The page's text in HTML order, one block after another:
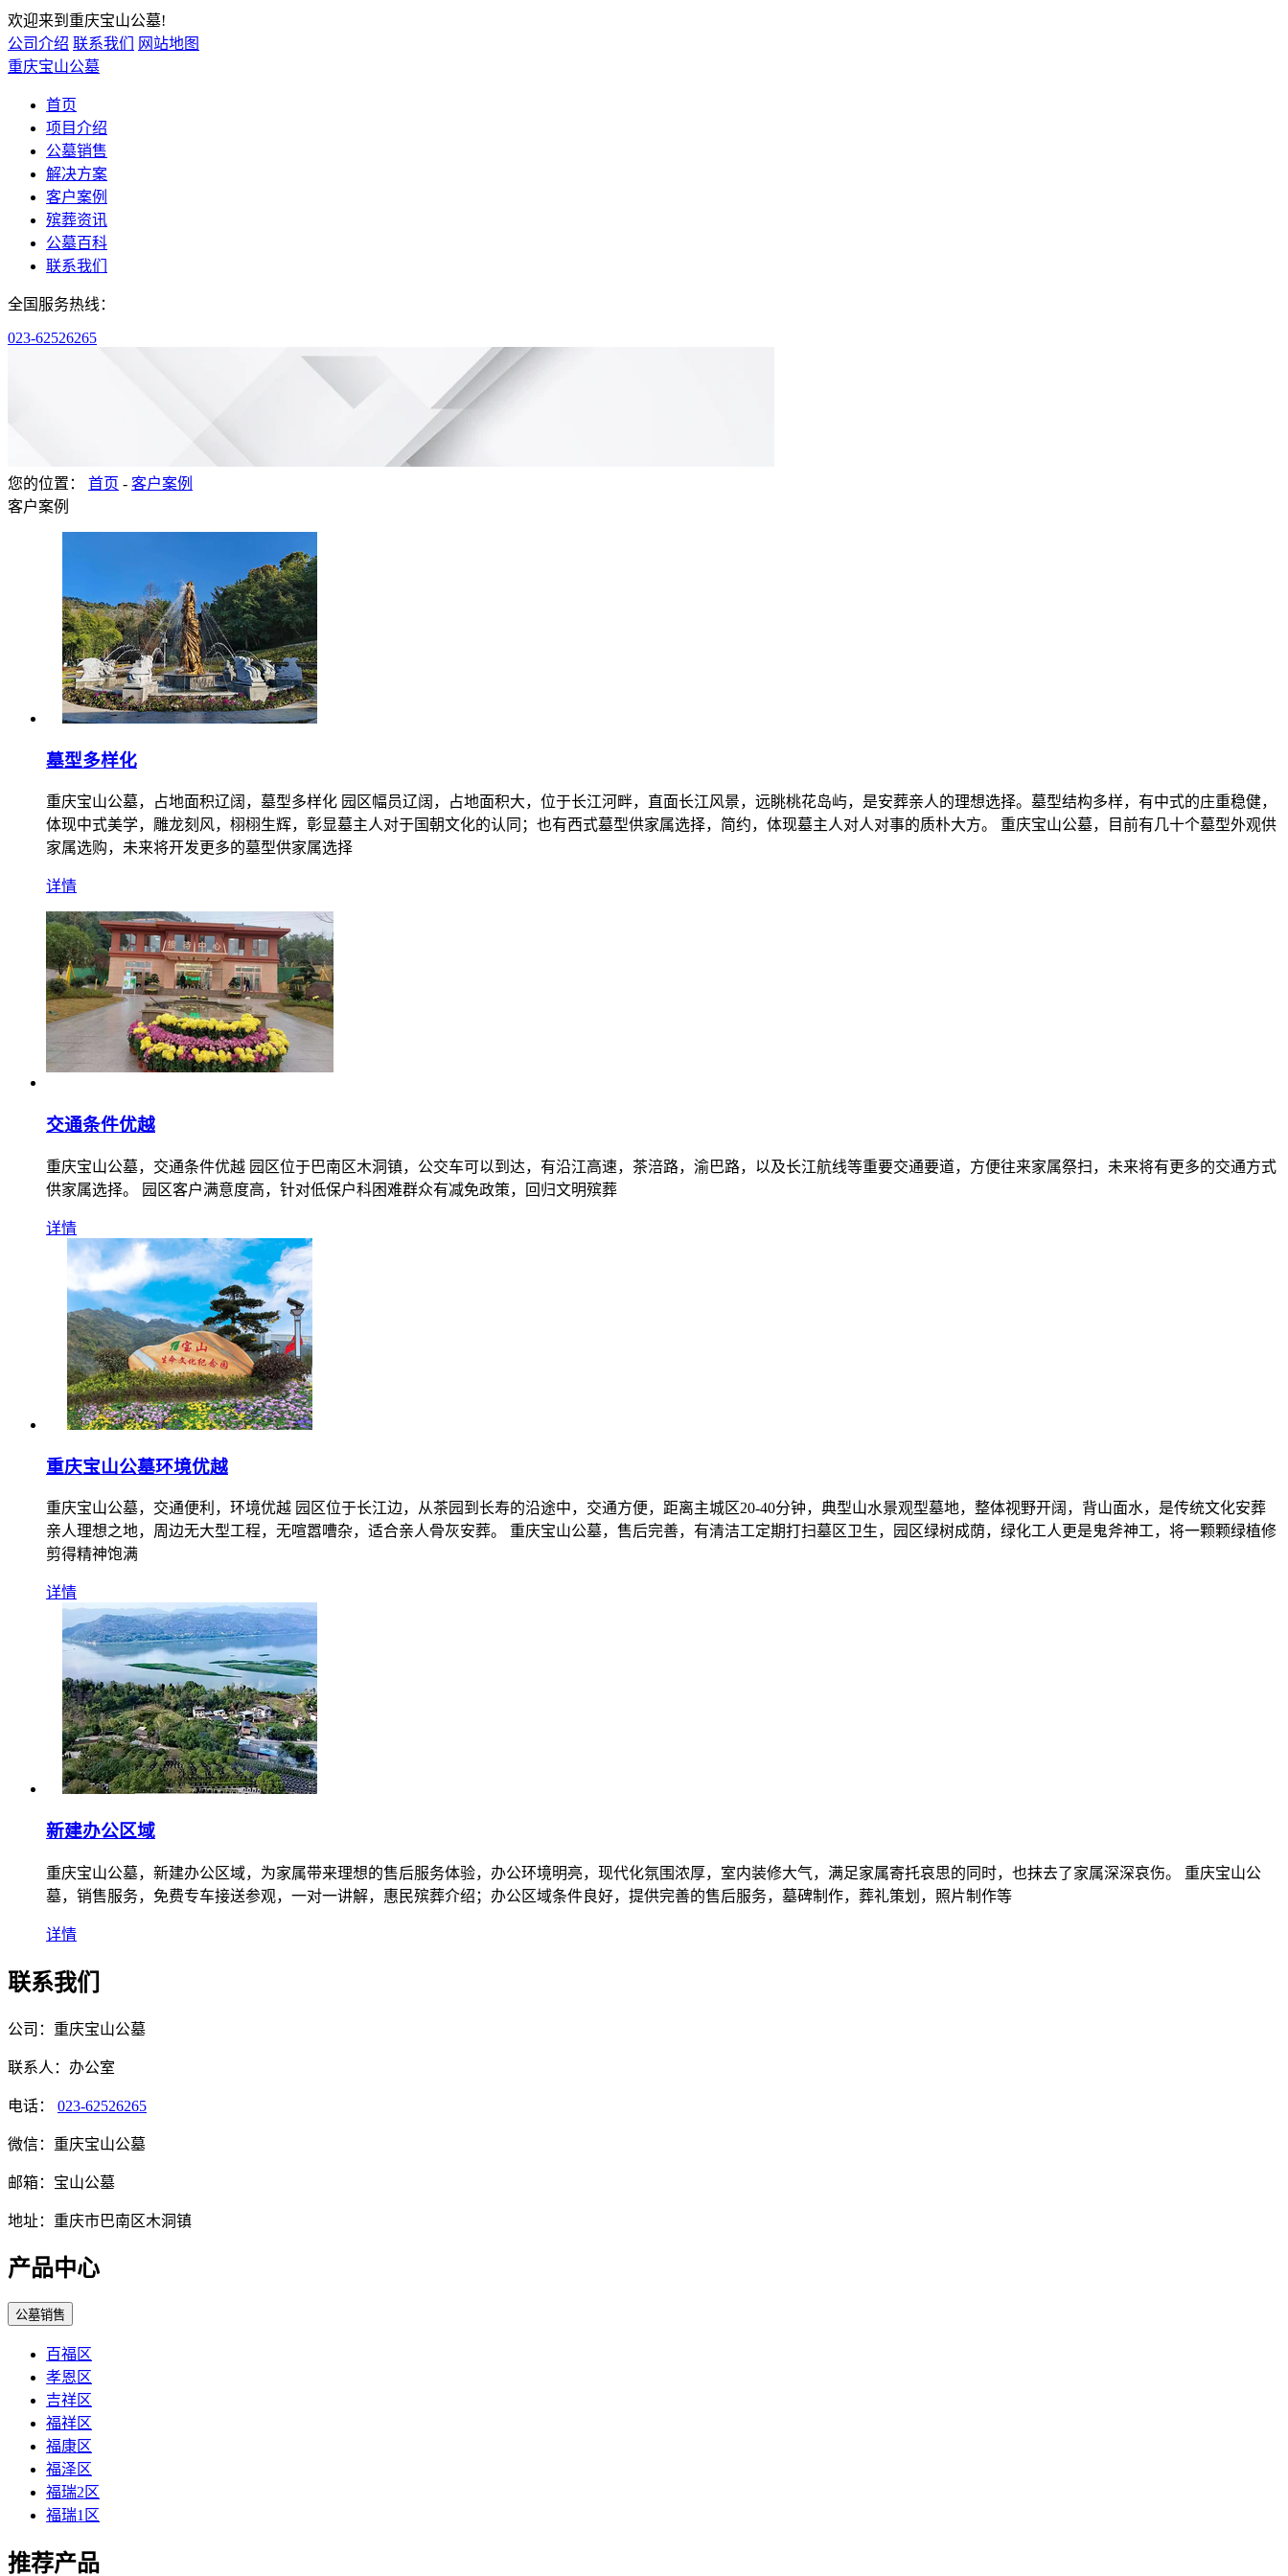
欢迎来到重庆宝山公墓!
公司介绍 联系我们
网站地图
重庆宝山公墓
首页
项目介绍
公墓销售
解决方案
客户案例
殡葬资讯
公墓百科
联系我们
全国服务热线：
023-62526265
您的位置： 首页 - 客户案例
客户案例
墓型多样化
重庆宝山公墓，占地面积辽阔，墓型多样化 园区幅员辽阔，占地面积大，位于长江河畔，直面长江风景，远眺桃花岛屿，是安葬亲人的理想选择。墓型结构多样，有中式的庄重稳健，
体现中式美学，雕龙刻风，栩栩生辉，彰显墓主人对于国朝文化的认同；也有西式墓型供家属选择，简约，体现墓主人对人对事的质朴大方。 重庆宝山公墓，目前有几十个墓型外观供
家属选购，未来将开发更多的墓型供家属选择
详情
交通条件优越
重庆宝山公墓，交通条件优越 园区位于巴南区木洞镇，公交车可以到达，有沿江高速，茶涪路，渝巴路，以及长江航线等重要交通要道，方便往来家属祭扫，未来将有更多的交通方式
供家属选择。 园区客户满意度高，针对低保户科困难群众有减免政策，回归文明殡葬
详情
重庆宝山公墓环境优越
重庆宝山公墓，交通便利，环境优越 园区位于长江边，从茶园到长寿的沿途中，交通方便，距离主城区20-40分钟，典型山水景观型墓地，整体视野开阔，背山面水，是传统文化安葬
亲人理想之地，周边无大型工程，无喧嚣嘈杂，适合亲人骨灰安葬。 重庆宝山公墓，售后完善，有清洁工定期打扫墓区卫生，园区绿树成荫，绿化工人更是鬼斧神工，将一颗颗绿植修
剪得精神饱满
详情
新建办公区域
重庆宝山公墓，新建办公区域，为家属带来理想的售后服务体验，办公环境明亮，现代化氛围浓厚，室内装修大气，满足家属寄托哀思的同时，也抹去了家属深深哀伤。 重庆宝山公
墓，销售服务，免费专车接送参观，一对一讲解，惠民殡葬介绍；办公区域条件良好，提供完善的售后服务，墓碑制作，葬礼策划，照片制作等
详情
联系我们
公司：重庆宝山公墓
联系人：办公室
电话： 023-62526265
微信：重庆宝山公墓
邮箱：宝山公墓
地址：重庆市巴南区木洞镇
产品中心
公墓销售
百福区
孝恩区
吉祥区
福祥区
福康区
福泽区
福瑞2区
福瑞1区
推荐产品